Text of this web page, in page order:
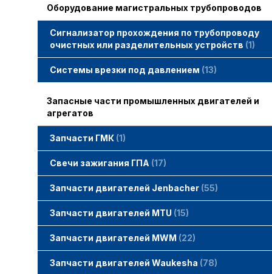
Оборудование магистральных трубопроводов
Сигнализатор прохождения по трубопроводу
очистных или разделительных устройств 1
Системы врезки под давлением 13
Запасные части промышленных двигателей и
агрегатов
Запчасти ГМК 1
Свечи зажигания ГПА 17
Запчасти двигателей Jenbacher 55
Запчасти двигателей MTU 15
Запчасти двигателей MWM 22
Запчасти двигателей Waukesha 78